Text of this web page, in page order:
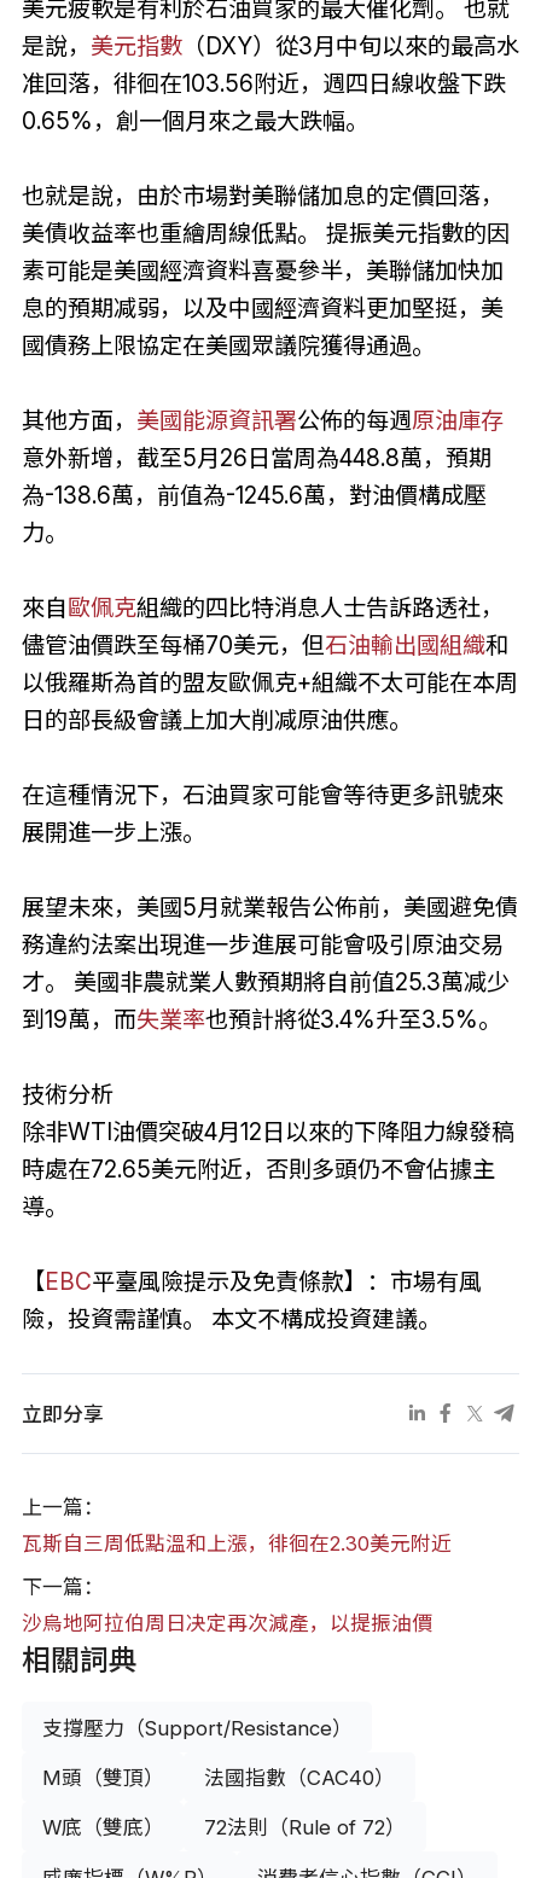
美元疲軟是有利於石油買家的最大催化劑。 也就
是說， 美元指數（DXY）從3月中旬以來的最高水
准回落，徘徊在103.56附近，週四日線收盤下跌
0.65%，創一個月來之最大跌幅。
也就是說，由於市場對美聯儲加息的定價回落，
美債收益率也重繪周線低點。 提振美元指數的因
素可能是美國經濟資料喜憂參半，美聯儲加快加
息的預期减弱，以及中國經濟資料更加堅挺，美
國債務上限協定在美國眾議院獲得通過。
其他方面， 美國能源資訊署公佈的每週原油庫存
意外新增，截至5月26日當周為448.8萬，預期
為-138.6萬，前值為-1245.6萬，對油價構成壓
力。
來自歐佩克組織的四比特消息人士告訴路透社，
儘管油價跌至每桶70美元，但石油輸出國組織和
以俄羅斯為首的盟友歐佩克+組織不太可能在本周
日的部長級會議上加大削减原油供應。
在這種情況下，石油買家可能會等待更多訊號來
展開進一步上漲。
展望未來，美國5月就業報告公佈前，美國避免債
務違約法案出現進一步進展可能會吸引原油交易
才。 美國非農就業人數預期將自前值25.3萬减少
到19萬，而失業率也預計將從3.4%升至3.5%。
技術分析
除非WTI油價突破4月12日以來的下降阻力線發稿
時處在72.65美元附近，否則多頭仍不會佔據主
導。
【EBC平臺風險提示及免責條款】：市場有風
險，投資需謹慎。 本文不構成投資建議。
立即分享
上一篇：
瓦斯自三周低點溫和上漲，徘徊在2.30美元附近
下一篇：
沙烏地阿拉伯周日决定再次減產，以提振油價
相關詞典
支撐壓力（Support/Resistance）
M頭（雙頂） 法國指數（CAC40）
W底（雙底） 72法則（Rule of 72）